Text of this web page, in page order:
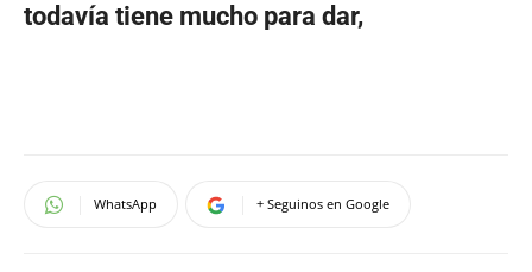
todavía tiene mucho para dar,
WhatsApp + Seguinos en Google